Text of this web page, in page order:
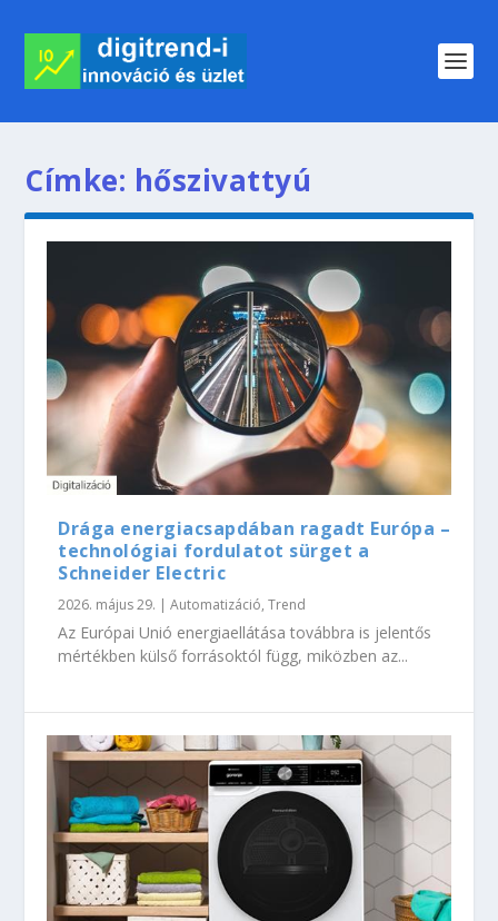
Címke: hőszivattyú
Drága energiacsapdában ragadt Európa –
technológiai fordulatot sürget a
Schneider Electric
2026. május 29. |Automatizáció,Trend
Az Európai Unió energiaellátása továbbra is jelentős
mértékben külső forrásoktól függ, miközben az...